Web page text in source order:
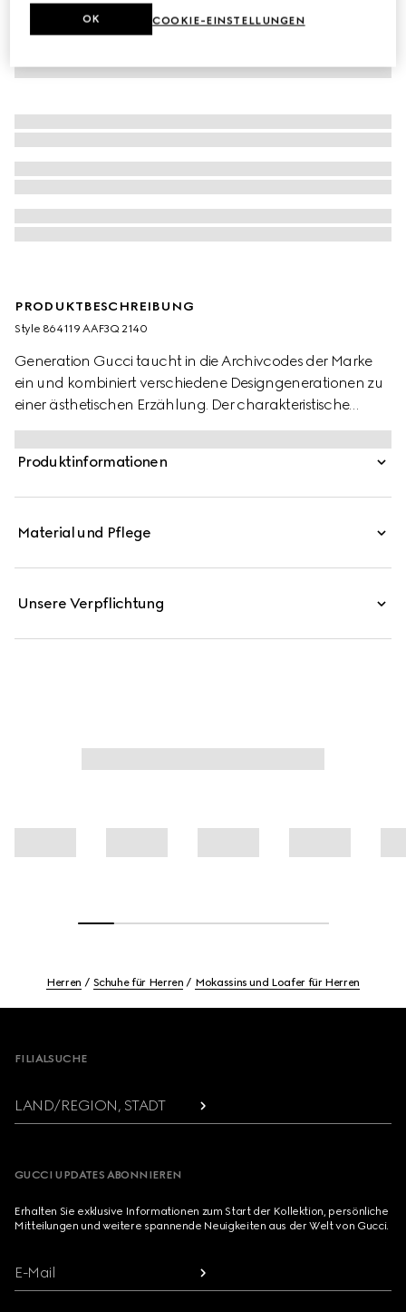
PRODUKTBESCHREIBUNG
Style ‎864119 AAF3Q 2140
Generation Gucci taucht in die Archivcodes der Marke
ein und kombiniert verschiedene Designgenerationen zu
einer ästhetischen Erzählung. Der charakteristische
Loafer mit Horsebit strahlt klassische Eleganz aus, die das
Erbe des Hauses widerspiegelt. Dieser Stil zeichnet sich
durch ein sehr weiches Lederobermaterial aus, das
Produktinformationen
Material und Pflege
Unsere Verpflichtung
Herren Schuhe für Herren Mokassins und Loafer für Herren
FILIALSUCHE
LAND/REGION, STADT
GUCCI UPDATES ABONNIEREN
Erhalten Sie exklusive Informationen zum Start der Kollektion, persönliche
Mitteilungen und weitere spannende Neuigkeiten aus der Welt von Gucci.
E-Mail
COOKIE-EINSTELLUNGEN
OK